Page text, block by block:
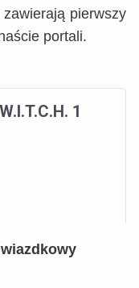
pierwszy
portali.
1
31,16 zł